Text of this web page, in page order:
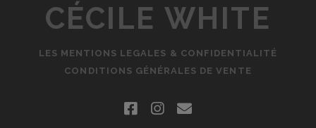
CÉCILE WHITE
LES MENTIONS LEGALES & CONFIDENTIALITÉ
CONDITIONS GÉNÉRALES DE VENTE
facebookinstagram
email